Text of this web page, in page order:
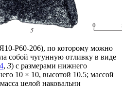
Р60-206), по которому можно
собой чугунную отливку в виде
, 3) с размерами нижнего
10 × 10, высотой 10.5; массой
целой наковальни